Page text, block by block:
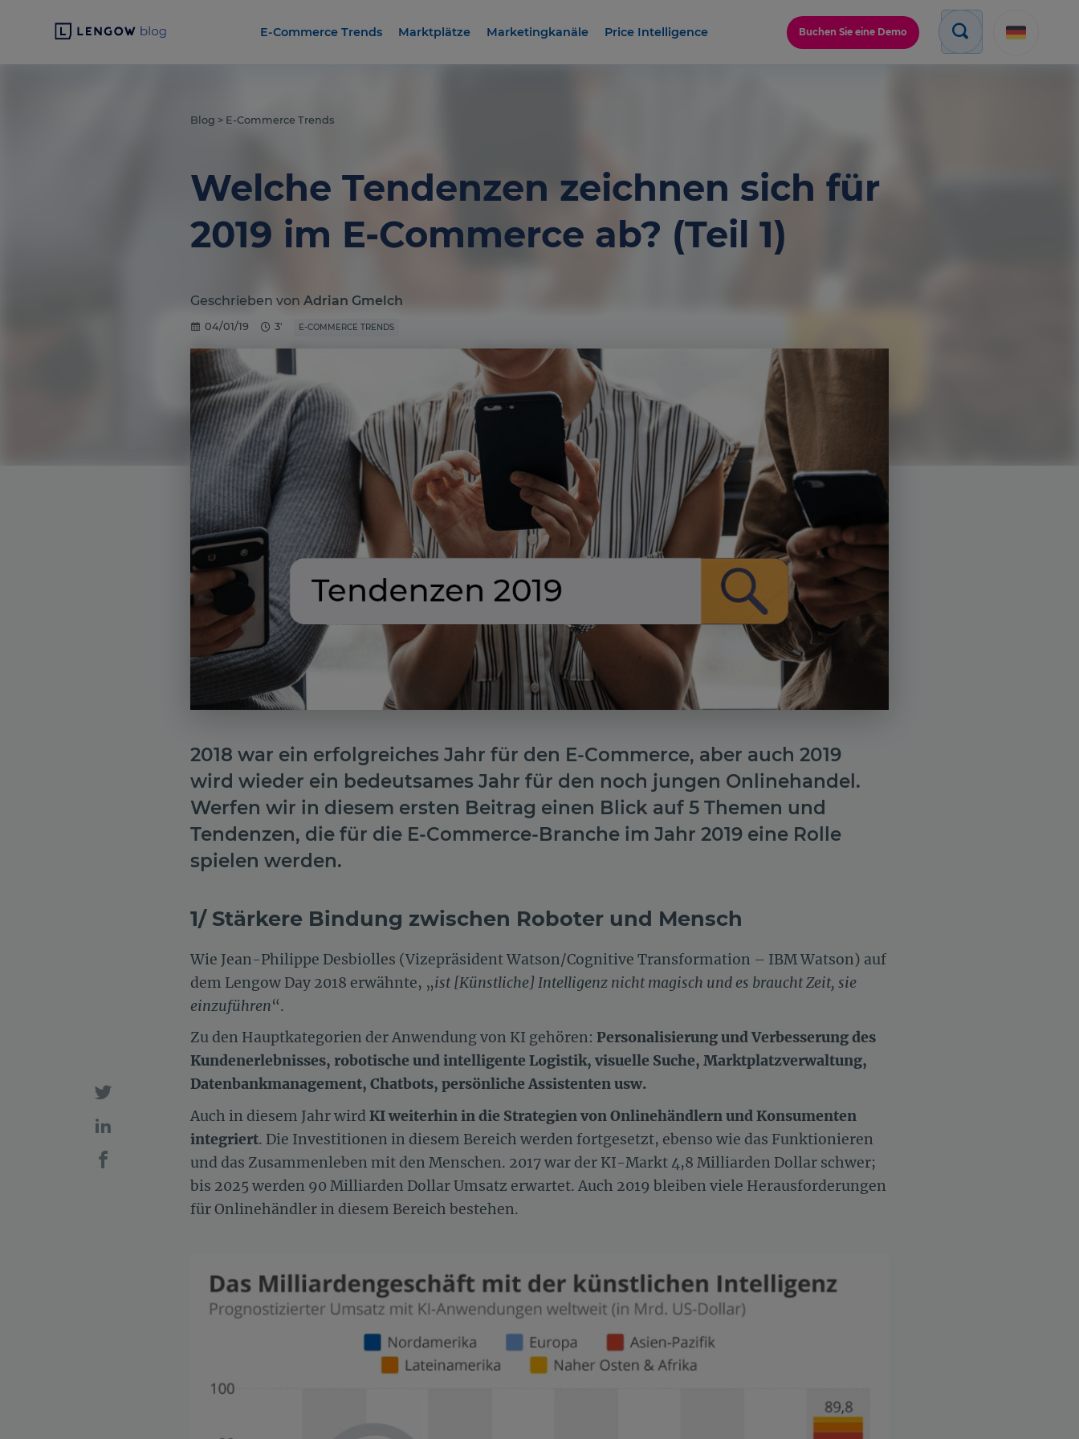
E-Commerce Trends Marktplätze Marketingkanäle Price Intelligence Buchen Sie eine Demo
Blog > E-Commerce Trends
Welche Tendenzen zeichnen sich für
2019 im E-Commerce ab? (Teil 1)
Geschrieben von Adrian Gmelch
04/01/19 3' E-COMMERCE TRENDS
2018 war ein erfolgreiches Jahr für den E-Commerce, aber auch 2019
wird wieder ein bedeutsames Jahr für den noch jungen Onlinehandel.
Werfen wir in diesem ersten Beitrag einen Blick auf 5 Themen und
Tendenzen, die für die E-Commerce-Branche im Jahr 2019 eine Rolle
spielen werden.
1/ Stärkere Bindung zwischen Roboter und Mensch
Wie Jean-Philippe Desbiolles (Vizepräsident Watson/Cognitive Transformation – IBM Watson) auf
dem Lengow Day 2018 erwähnte, „ist [Künstliche] Intelligenz nicht magisch und es braucht Zeit, sie
einzuführen“.
Zu den Hauptkategorien der Anwendung von KI gehören: Personalisierung und Verbesserung des
Kundenerlebnisses, robotische und intelligente Logistik, visuelle Suche, Marktplatzverwaltung,
Datenbankmanagement, Chatbots, persönliche Assistenten usw.
Auch in diesem Jahr wird KI weiterhin in die Strategien von Onlinehändlern und Konsumenten
integriert. Die Investitionen in diesem Bereich werden fortgesetzt, ebenso wie das Funktionieren
und das Zusammenleben mit den Menschen. 2017 war der KI-Markt 4,8 Milliarden Dollar schwer;
bis 2025 werden 90 Milliarden Dollar Umsatz erwartet. Auch 2019 bleiben viele Herausforderungen
für Onlinehändler in diesem Bereich bestehen.